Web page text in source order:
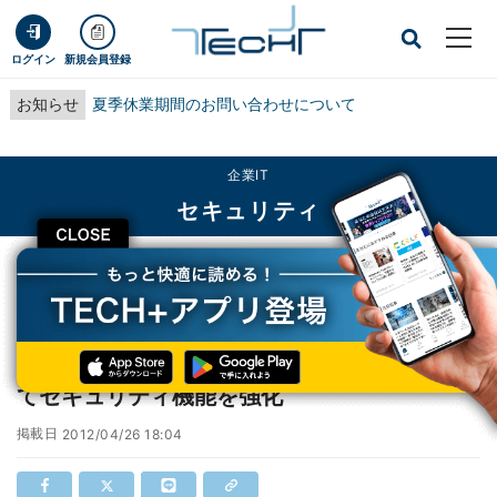
ログイン 新規会員登録
お知らせ 夏季休業期間のお問い合わせについて
CLOSE
企業IT
セキュリティ
TECH+ 企業IT
セキュリティ
Facebook、マイクロソフトなど5社と連携してセキュリティ機能を強化
Facebook、マイクロソフトなど5社と連携し
てセキュリティ機能を強化
掲載日 2012/04/26 18:04